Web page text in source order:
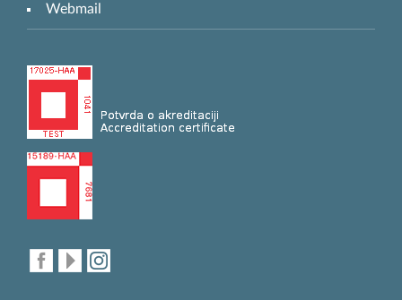
Webmail